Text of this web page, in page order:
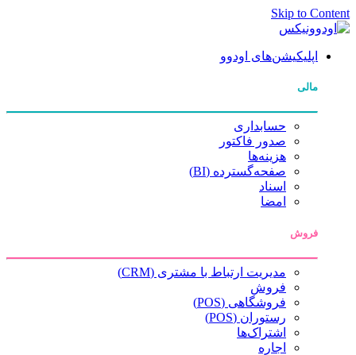
Skip to Content
اپلیکیشن‌های اودوو
مالی
حسابداری
صدور فاکتور
هزینه‌ها
صفحه‌گسترده (BI)
اسناد
امضا
فروش
مدیریت ارتباط با مشتری (CRM)
فروش
فروشگاهی (POS)
رستوران (POS)
اشتراک‌ها
اجاره